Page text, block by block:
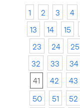
1 2 3 4
13
14 15
23
24 25
32
33 34
41
42 43
50
51 52